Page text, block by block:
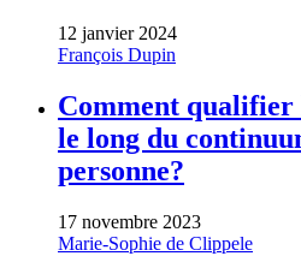
12 janvier 2024
François Dupin
Comment qualifier
le long du
personne?
17 novembre 2023
Marie-Sophie de Clippele